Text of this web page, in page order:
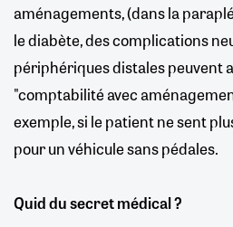
aménagements, (dans la
le diabète, des complications
périphériques distales peuvent
"comptabilité avec
exemple, si le patient ne sent
pour un véhicule sans pédales.
Quid du secret médical ?